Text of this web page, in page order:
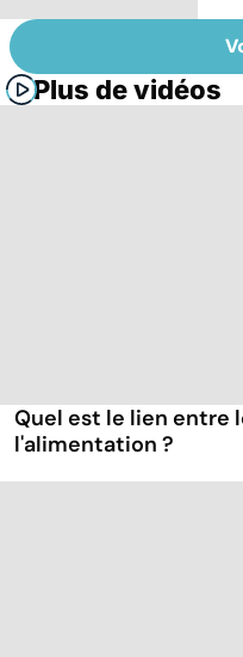
Plus de vidéos
Quel est le lien entre
l'alimentation ?